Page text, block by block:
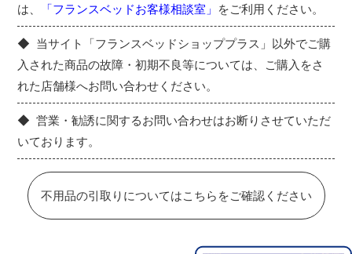
は、
「フランスベッドお客様相談室」 をご利用ください。
当サイト「フランスベッドショッププラス」以外でご購
入された商品の故障・初期不良等については、ご購入をさ
れた店舗様へお問い合わせください。
営業・勧誘に関するお問い合わせはお断りさせていただ
いております。
不用品の引取りについてはこちらをご確認ください